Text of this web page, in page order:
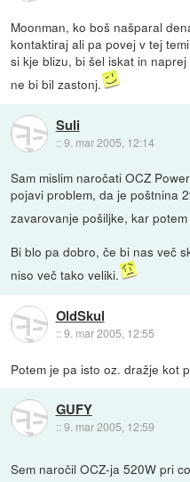
Moonman, ko boš našparal
kontaktiraj ali pa povej v tej
si kje blizu, bi šel iskat in
ne bi bil zastonj.
Suli
::9. mar 2005, 12:14
Sam mislim naročati OCZ
pojavi problem, da je poštnina
zavarovanje pošiljke, kar
Bi blo pa dobro, če bi nas več
niso več tako veliki.
OldSkul
::9. mar 2005, 12:55
Potem je pa isto oz. dražje kot
GUFY
::9. mar 2005, 12:59
Sem naročil OCZ-ja 520W pri